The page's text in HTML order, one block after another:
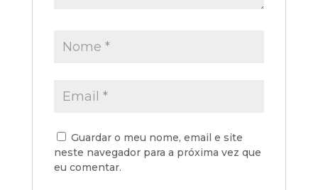
Guardar o meu nome, email e site
neste navegador para a próxima vez que
eu comentar.